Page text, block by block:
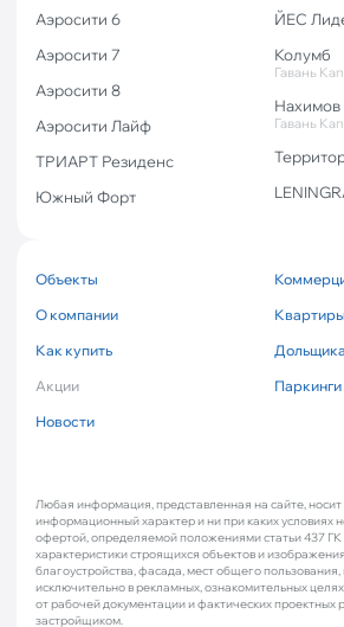
Аэросити 6
Аэросити 7
Аэросити 8
Аэросити Лайф
ТРИАРТ Резиденс
Южный Форт
ЙЕС
Колумб
Гавань
Нахимов
Гавань
Объекты
О компании
Как купить
Акции
Новости
Паркинги
Любая информация, представленная на сайте,
информационный характер и ни при каких условиях
офертой, определяемой положениями статьи 437
характеристики строящихся объектов и
благоустройства, фасада, мест общего
исключительно в рекламных, ознакомительных
от рабочей документации и фактических проектных
застройщиком.